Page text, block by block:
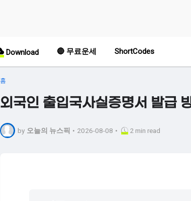
Download 🔴 무료운세 ShortCodes
홈
외국인 출입국사실증명서 발급
by 오늘의 뉴스픽 • 2026-08-08 • 2 min read